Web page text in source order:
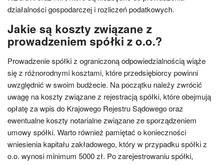
działalności gospodarczej i rozliczeń podatkowych.
Jakie są koszty związane z
prowadzeniem spółki z o.o.?
Prowadzenie spółki z ograniczoną odpowiedzialnością wiąże
się z różnorodnymi kosztami, które przedsiębiorcy powinni
uwzględnić w swoim budżecie. Na początku należy zwrócić
uwagę na koszty związane z rejestracją spółki, które obejmują
opłatę za wpis do Krajowego Rejestru Sądowego oraz
ewentualne koszty notarialne związane ze sporządzeniem
umowy spółki. Warto również pamiętać o konieczności
wniesienia kapitału zakładowego, który w przypadku spółki z
o.o. wynosi minimum 5000 zł. Po zarejestrowaniu spółki,